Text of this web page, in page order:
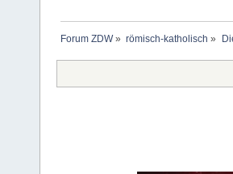
Forum ZDW» römisch-katholisch »